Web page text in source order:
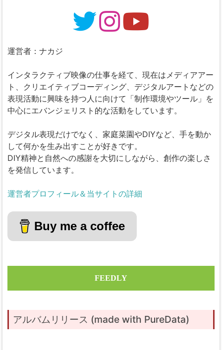
運営者：ナカジ
インタラクティブ映像の仕事を経て、現在はメディアアー
ト、クリエイティブコーディング、デジタルアートなどの
表現活動に興味を持つ人に向けて「制作環境やツール」を
中心にエバンジェリスト的な活動をしています。
デジタル表現だけでなく、家庭菜園やDIYなど、手を動か
して何かを生み出すことが好きです。
DIY精神と自然への感謝を大切にしながら、創作の楽しさ
を発信しています。
運営者プロフィール＆当サイトの詳細
Buy me a coffee
FEEDLY
アルバムリリース (made with PureData)